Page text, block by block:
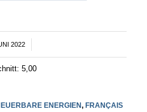
2022
5,00
ENERGIEN, FRANÇAIS